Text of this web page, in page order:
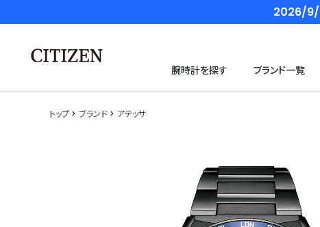
2026/9/
腕時計を探す ブランド一覧
トップ ブランド アテッサ